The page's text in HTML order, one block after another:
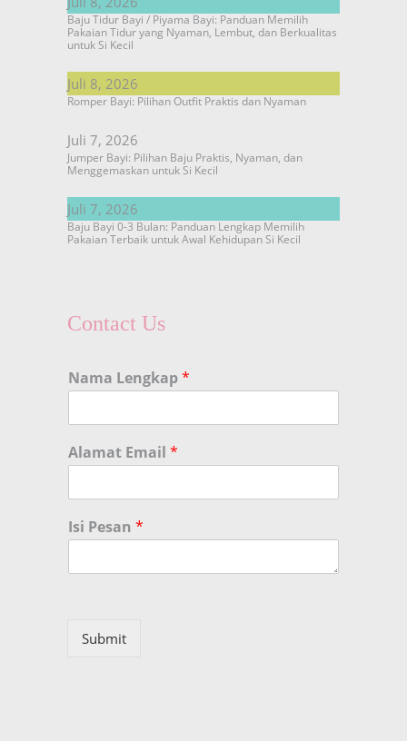
Baju Tidur Bayi / Piyama Bayi: Panduan Memilih
Pakaian Tidur yang Nyaman, Lembut, dan Berkualitas
untuk Si Kecil
Juli 8, 2026
Romper Bayi: Pilihan Outfit Praktis dan Nyaman
Juli 7, 2026
Jumper Bayi: Pilihan Baju Praktis, Nyaman, dan
Menggemaskan untuk Si Kecil
Juli 7, 2026
Baju Bayi 0-3 Bulan: Panduan Lengkap Memilih
Pakaian Terbaik untuk Awal Kehidupan Si Kecil
Contact Us
Nama Lengkap*
Alamat Email *
Isi Pesan *
Submit